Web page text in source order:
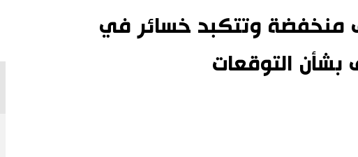
منخفضة وتتكبد خسائر في
بشأن التوقعات